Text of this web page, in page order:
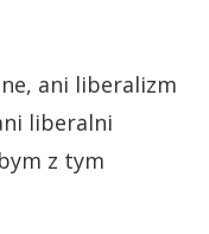
ani liberalizm
liberalni
z tym